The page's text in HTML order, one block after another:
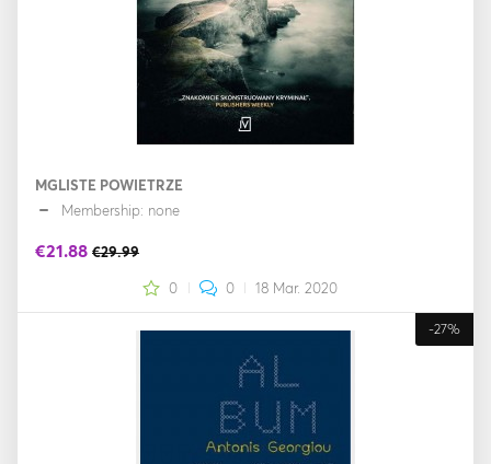
MGLISTE POWIETRZE
Membership: none
€21.88 €29.99
0 0 18 Mar. 2020
-27%